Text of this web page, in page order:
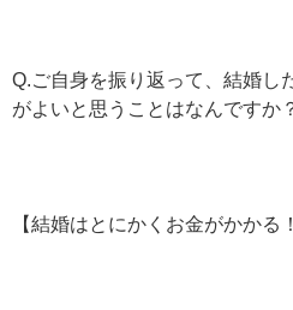
Q.ご自身を振り返って、結婚し
がよいと思うことはなんですか
【結婚はとにかくお金がかかる